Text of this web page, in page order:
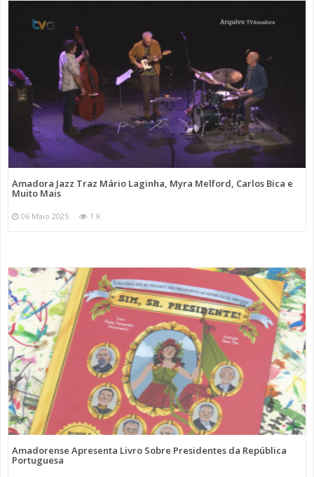
Amadora Jazz Traz Mário Laginha, Myra Melford, Carlos Bica e
Muito Mais
06 Maio 2025 1 K
Amadorense Apresenta Livro Sobre Presidentes da República
Portuguesa